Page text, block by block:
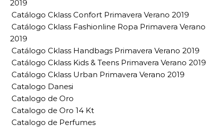
2019
Catálogo Cklass Confort Primavera Verano 2019
Catálogo Cklass Fashionline Ropa Primavera Verano
2019
Catálogo Cklass Handbags Primavera Verano 2019
Catálogo Cklass Kids & Teens Primavera Verano 2019
Catálogo Cklass Urban Primavera Verano 2019
Catalogo Danesi
Catalogo de Oro
Catalogo de Oro 14 Kt
Catalogo de Perfumes